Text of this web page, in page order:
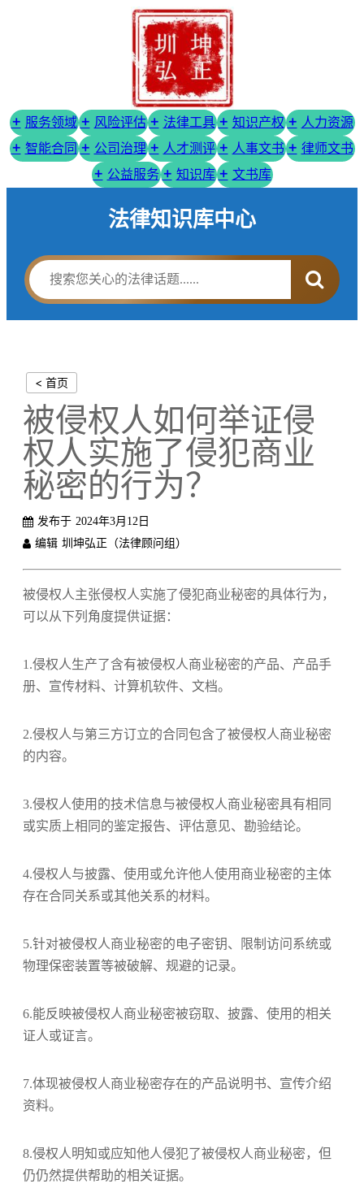
服务领域 风险评估 法律工具 知识产权
人力资源
智能合同
公司治理 人才测评 人事文书
律师文书
公益服务
知识库 文书库
法律知识库中心
< 首页
被侵权人如何举证侵
权人实施了侵犯商业
秘密的行为？
发布于 2024年3月12日
编辑 圳坤弘正（法律顾问组）
被侵权人主张侵权人实施了侵犯商业秘密的具体行为，
可以从下列角度提供证据：
1.侵权人生产了含有被侵权人商业秘密的产品、产品手
册、宣传材料、计算机软件、文档。
2.侵权人与第三方订立的合同包含了被侵权人商业秘密
的内容。
3.侵权人使用的技术信息与被侵权人商业秘密具有相同
或实质上相同的鉴定报告、评估意见、勘验结论。
4.侵权人与披露、使用或允许他人使用商业秘密的主体
存在合同关系或其他关系的材料。
5.针对被侵权人商业秘密的电子密钥、限制访问系统或
物理保密装置等被破解、规避的记录。
6.能反映被侵权人商业秘密被窃取、披露、使用的相关
证人或证言。
7.体现被侵权人商业秘密存在的产品说明书、宣传介绍
资料。
8.侵权人明知或应知他人侵犯了被侵权人商业秘密，但
仍仍然提供帮助的相关证据。